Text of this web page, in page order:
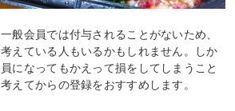
般会員では付与されることがないため、
えている人もいるかもしれません。しか
になってもかえって損をしてしまうこと
えてからの登録をおすすめします。